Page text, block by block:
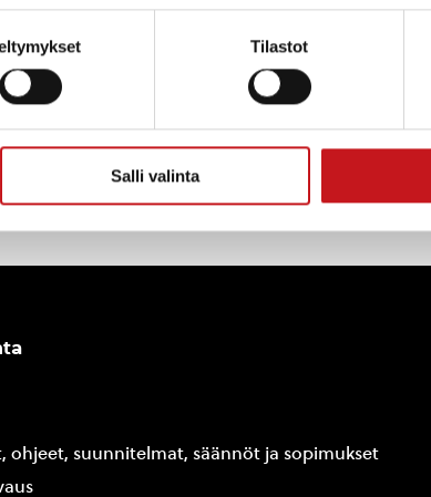
Tilastot
Salli valinta
ohjeet, suunnitelmat, säännöt ja sopimukset